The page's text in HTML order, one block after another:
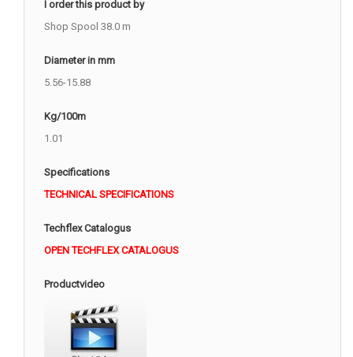
I order this product by
Shop Spool 38.0 m
Diameter in mm
5.56-15.88
Kg/100m
1.01
Specifications
TECHNICAL SPECIFICATIONS
Techflex Catalogus
OPEN TECHFLEX CATALOGUS
Productvideo